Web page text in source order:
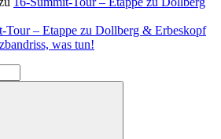
– Etappe zu Dollberg & Erbeskopf
was tun!